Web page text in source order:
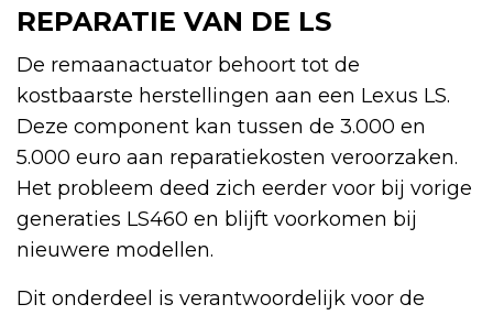
REPARATIE VAN DE LS
De remaanactuator behoort tot de
kostbaarste herstellingen aan een Lexus LS.
Deze component kan tussen de 3.000 en
5.000 euro aan reparatiekosten veroorzaken.
Het probleem deed zich eerder voor bij vorige
generaties LS460 en blijft voorkomen bij
nieuwere modellen.
Dit onderdeel is verantwoordelijk voor de